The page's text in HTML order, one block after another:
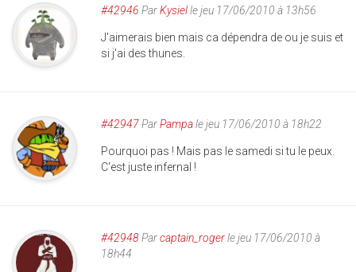
#42946 ParKysielle jeu 17/06/2010 à 13h56
J'aimerais bien mais ca dépendra de ou je suis et
si j'ai des thunes.
#42947ParPampale jeu 17/06/2010 à 18h22
Pourquoi pas ! Mais pas le samedi si tu le peux.
C'est juste infernal !
#42948Parcaptain_rogerle jeu 17/06/2010 à
18h44